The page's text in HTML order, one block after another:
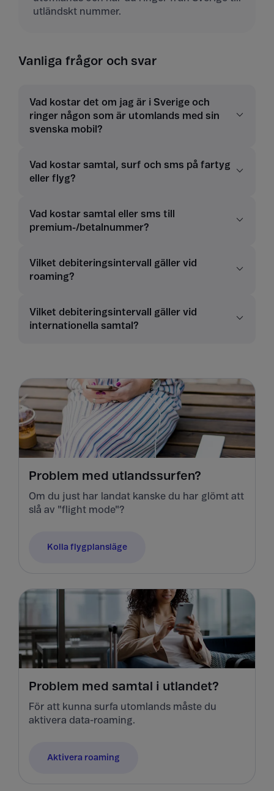
utländskt nummer.
Vanliga frågor och svar
Vad kostar det om jag är i Sverige och
ringer någon som är utomlands med sin
svenska mobil?
Vad kostar samtal, surf och sms på fartyg
eller flyg?
Vad kostar samtal eller sms till
premium-/betalnummer?
Vilket debiteringsintervall gäller vid
roaming?
Vilket debiteringsintervall gäller vid
internationella samtal?
Problem med utlandssurfen?
Om du just har landat kanske du har glömt att
slå av "flight mode"?
Kolla flygplansläge
Problem med samtal i utlandet?
För att kunna surfa utomlands måste du
aktivera data-roaming.
Aktivera roaming